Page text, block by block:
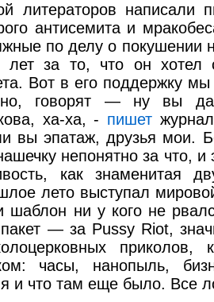
литераторов написали
антисемита и
по делу о покушении
за то, что он хотел
Вот в его поддержку
говорят — ну вы
ха-ха, - пишет
вы эпатаж, друзья мои.
непонятно за что, и
как знаменитая
лето выступал
шаблон ни у кого не
— за Pussy Riot,
приколов,
часы, нанопыль,
и что там еще было. Все